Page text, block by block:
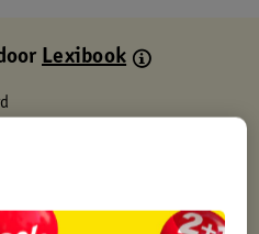
Lexibook
kaart